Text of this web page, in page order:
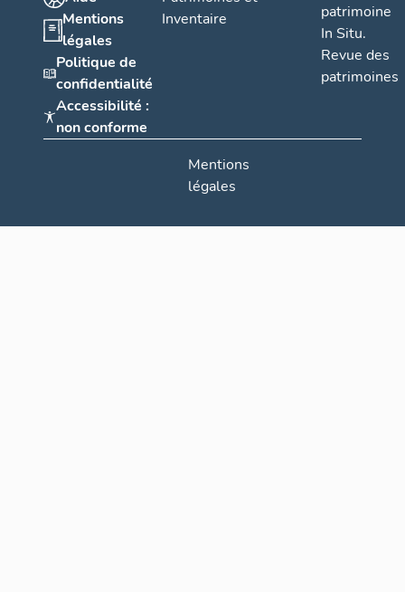
Mentions
légales
Politique de
confidentialité
Accessibilité :
non conforme
Inventaire
patrimoine
In Situ.
Revue des
patrimoines
Mentions
légales